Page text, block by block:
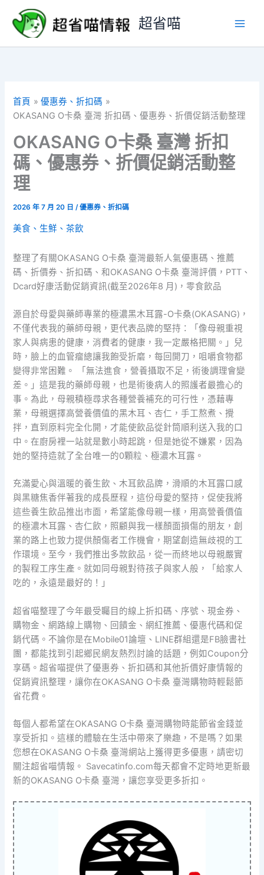
要
超省喵
首頁
優惠券、折扣碼
OKASANG O卡桑 臺灣 折扣碼、優惠券、折價促銷活動整理
OKASANG O卡桑 臺灣 折扣
碼、優惠券、折價促銷活動整
理
2026 年 7 月 20 日/優惠券、折扣碼
美食、生鮮、茶飲
整理了有關OKASANG O卡桑 臺灣最新人氣優惠碼、推薦
碼、折價券、折扣碼、和OKASANG O卡桑 臺灣評價，PTT、
Dcard好康活動促銷資訊(截至2026年8 月)，零食飲品
源自於母愛與藥師專業的極濃黑木耳露-O卡桑(OKASANG)，
不僅代表我的藥師母親，更代表品牌的堅持：「像母親重視
家人與病患的健康，消費者的健康，我一定嚴格把關。」兒
時，臉上的血管瘤總讓我飽受折磨，每回開刀，咀嚼食物都
變得非常困難。 「無法進食，營養攝取不足，術後調理會變
差。」這是我的藥師母親，也是術後病人的照護者最擔心的
事。為此，母親積極尋求各種營養補充的可行性，憑藉專
業，母親選擇高營養價值的黑木耳、杏仁，手工熬煮、攪
拌，直到原料完全化開，才能使飲品從針筒順利送入我的口
中。在廚房裡一站就是數小時起跳，但是她從不嫌累，因為
她的堅持造就了全台唯一的0顆粒、極濃木耳露。
充滿愛心與溫暖的養生飲、木耳飲品牌，滑順的木耳露口感
與黑糖焦香伴著我的成長歷程，這份母愛的堅持，促使我將
這些養生飲品推出市面，希望能像母親一樣，用高營養價值
的極濃木耳露、杏仁飲，照顧與我一樣顏面損傷的朋友，創
業的路上也致力提供顏傷者工作機會，期望創造無歧視的工
作環境。至今，我們推出多款飲品，從一而終地以母親嚴實
的製程工序生產。就如同母親對待孩子與家人般，「給家人
吃的，永遠是最好的！」
超省喵整理了今年最受矚目的線上折扣碼、序號、現金券、
購物金、網路線上購物、回饋金、網紅推薦、優惠代碼和促
銷代碼。不論你是在Mobile01論壇、LINE群組還是FB臉書社
團，都能找到引起鄉民網友熱烈討論的話題，例如Coupon分
享碼。超省喵提供了優惠券、折扣碼和其他折價好康情報的
促銷資訊整理，讓你在OKASANG O卡桑 臺灣購物時輕鬆節
省花費。
每個人都希望在OKASANG O卡桑 臺灣購物時能節省金錢並
享受折扣。這樣的體驗在生活中帶來了樂趣，不是嗎？如果
您想在OKASANG O卡桑 臺灣網站上獲得更多優惠，請密切
關注超省喵情報。 Savecatinfo.com每天都會不定時地更新最
新的OKASANG O卡桑 臺灣，讓您享受更多折扣。